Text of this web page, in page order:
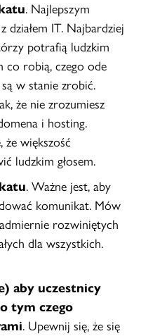
. Najlepszym
działem IT. Najbardziej
potrafią ludzkim
co robią, czego ode
w stanie zrobić.
że nie zrozumiesz
i hosting.
że większość
ludzkim głosem.
. Ważne jest, aby
komunikat. Mów
rozwiniętych
dla wszystkich.
aby uczestnicy
tym czego
. Upewnij się, że się